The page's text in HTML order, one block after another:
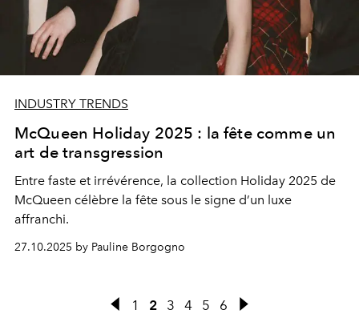
INDUSTRY TRENDS
McQueen Holiday 2025 : la fête comme un
art de transgression
Entre faste et irrévérence, la collection Holiday 2025 de
McQueen célèbre la fête sous le signe d’un luxe
affranchi.
27.10.2025 by Pauline Borgogno
1 2 3 4 5 6